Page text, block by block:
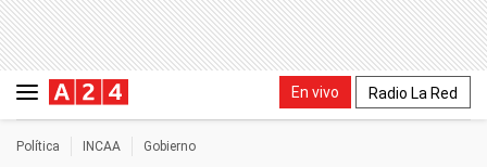
En vivo Radio La Red
Política INCAA Gobierno